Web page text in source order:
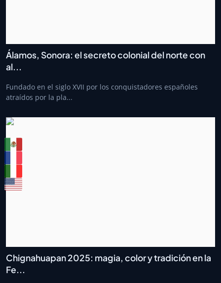
Álamos, Sonora: el secreto colonial del norte con
al...
Fundado en el siglo XVII por los conquistadores españoles
atraídos por la pla...
Chignahuapan 2025: magia, color y tradición en la
Fe...